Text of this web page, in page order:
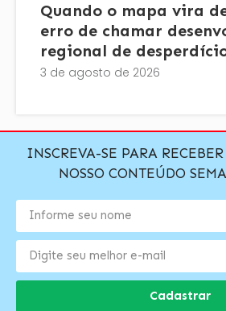
Quando o mapa vira
erro de chamar
regional de
3 de agosto de 2026
INSCREVA-SE PARA
NOSSO CONTEÚDO
Cadastrar